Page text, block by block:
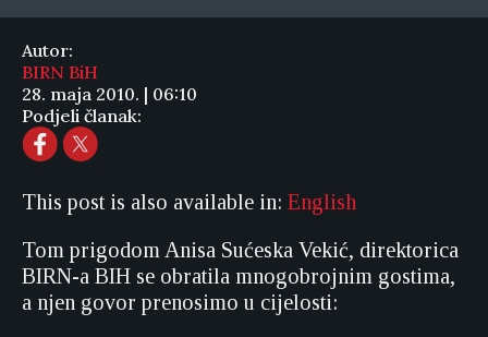
Autor:
BIRN BiH
28. maja 2010. | 06:10
Podjeli članak:
This post is also available in: English
Tom prigodom Anisa Sućeska Vekić, direktorica
BIRN-a BIH se obratila mnogobrojnim gostima,
a njen govor prenosimo u cijelosti: